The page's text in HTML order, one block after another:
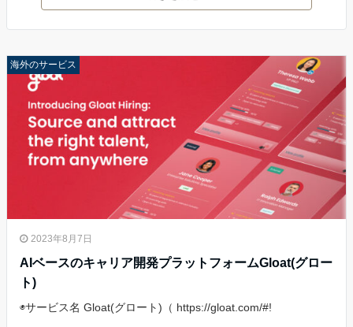
海外のサービス
2023年8月7日
AIベースのキャリア開発プラットフォームGloat(グロー
ト)
◉サービス名 Gloat(グロート)（ https://gloat.com/#!